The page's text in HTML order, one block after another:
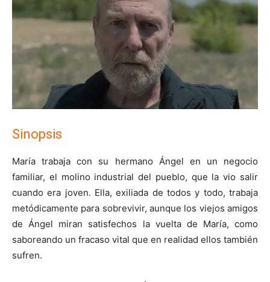
Sinopsis
María trabaja con su hermano Ángel en un negocio
familiar, el molino industrial del pueblo, que la vio salir
cuando era joven. Ella, exiliada de todos y todo, trabaja
metódicamente para sobrevivir, aunque los viejos amigos
de Ángel miran satisfechos la vuelta de María, como
saboreando un fracaso vital que en realidad ellos también
sufren.